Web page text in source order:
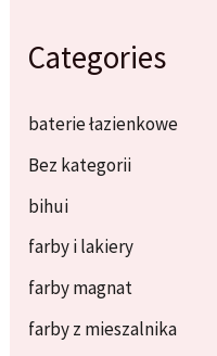
Categories
baterie łazienkowe
Bez kategorii
bihui
farby i lakiery
farby magnat
farby z mieszalnika